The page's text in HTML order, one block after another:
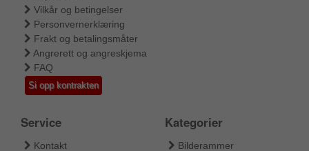
Vilkår og betingelser
Personvernerklæring
Frakt og betalingsmåter
Angrerett og angreskjema
FAQ
Si opp kontrakten
Service
Kontakt
Kategorier
Bilderammer